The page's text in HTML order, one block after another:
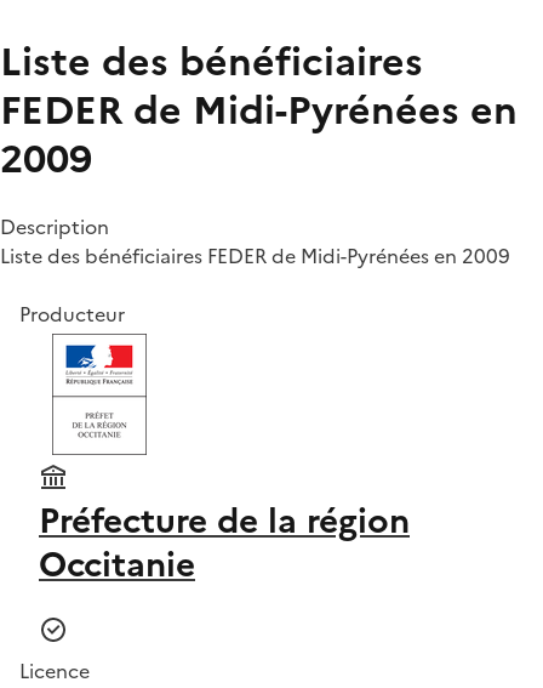
Liste des bénéficiaires
FEDER de Midi-Pyrénées en
2009
Description
Liste des bénéficiaires FEDER de Midi-Pyrénées en 2009
Producteur
Préfecture de la région
Occitanie
Licence